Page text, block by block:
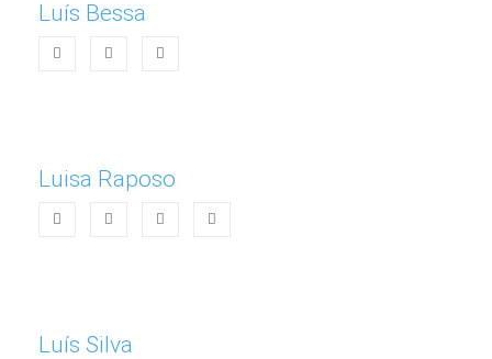
Luís Bessa
Luisa Raposo
Luís Silva